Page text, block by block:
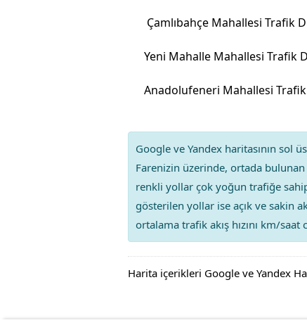
Çamlıbahçe Mahallesi Trafik
Yeni Mahalle Mahallesi Trafik
Google ve Yandex haritasının sol
Farenizin üzerinde, ortada
renkli yollar çok yoğun trafiğe
gösterilen yollar ise açık ve sakin
ortalama trafik akış hızını km/saat
Harita içerikleri Google ve Yandex